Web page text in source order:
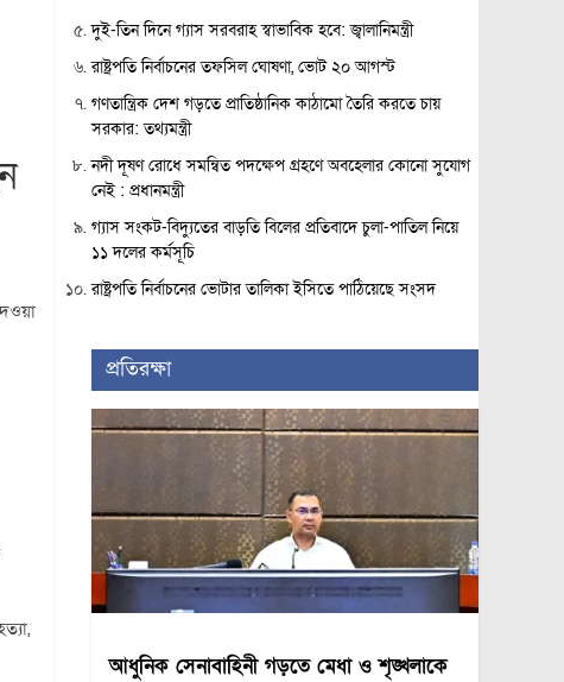
দুই-তিন দিনে গ্যাস সরবরাহ স্বাভাবিক হবে: জ্বালানিমন্ত্রী
রাষ্ট্রপতি নির্বাচনের তফসিল ঘোষণা, ভোট ২০ আগস্ট
গণতান্ত্রিক দেশ গড়তে প্রাতিষ্ঠানিক কাঠামো তৈরি করতে চায়
সরকার: তথ্যমন্ত্রী
নদী দূষণ রোধে সমন্বিত পদক্ষেপ গ্রহণে অবহেলার কোনো সুযোগ
নেই : প্রধানমন্ত্রী
গ্যাস সংকট-বিদ্যুতের বাড়তি বিলের প্রতিবাদে চুলা-পাতিল নিয়ে
১১ দলের কর্মসূচি
রাষ্ট্রপতি নির্বাচনের ভোটার তালিকা ইসিতে পাঠিয়েছে সংসদ
প্রতিরক্ষা
আধুনিক সেনাবাহিনী গড়তে মেধা ও শৃঙ্খলাকে